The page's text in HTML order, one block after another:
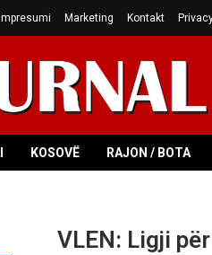
Impresumi Marketing Kontakt
KOSOVË RAJON / BOTA
VLEN: Ligji